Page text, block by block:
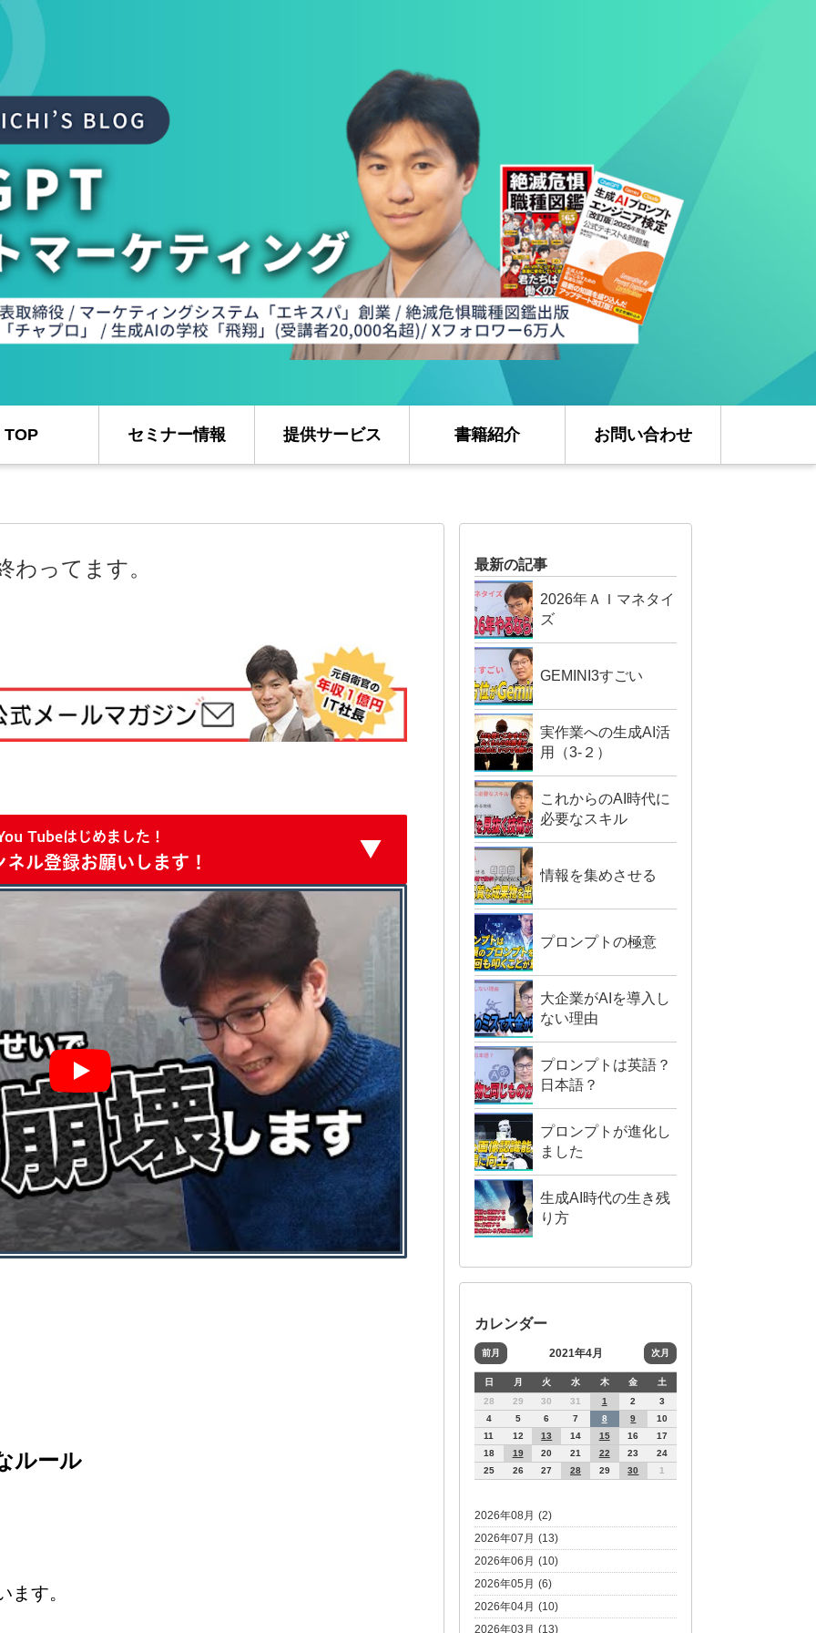
TOP セミナー情報 提供サービス 書籍紹介 お問い合わせ
わってます。
Tubeはじめました！
ネル登録お願いします！
ルール
ます。
最新の記事
2026年ＡＩマネタイ
ズ
GEMINI3すごい
実作業への生成AI活
用（3-２）
これからのAI時代に
必要なスキル
情報を集めさせる
プロンプトの極意
大企業がAIを導入し
ない理由
プロンプトは英語？
日本語？
プロンプトが進化し
ました
生成AI時代の生き残
り方
カレンダー
前月 2021年4月 次月
日 月 火 水 木 金
土
28
29 30 31 1 2
3
4
5 6 7 8 9
10
11
12 13 14 15 16
17
18
19 20 21 22 23
24
25
26 27 28 29 30 1
2026年08月 (2)
2026年07月 (13)
2026年06月 (10)
2026年05月 (6)
2026年04月 (10)
2026年03月 (13)